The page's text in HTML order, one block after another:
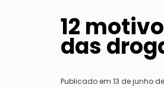
12
das
Publicado em 13 de junho